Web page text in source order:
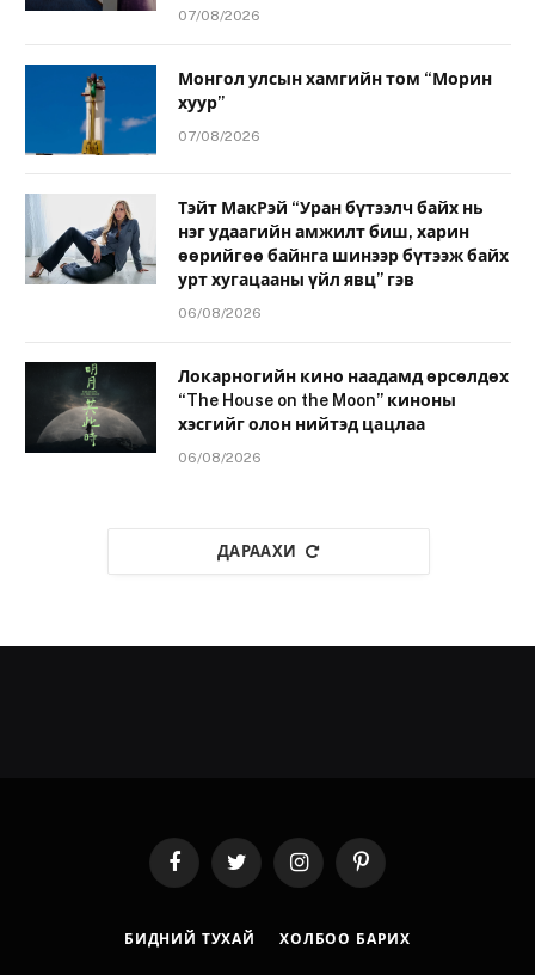
07/08/2026
Монгол улсын хамгийн том “Морин
хуур”
07/08/2026
Тэйт МакРэй “Уран бүтээлч байх нь
нэг удаагийн амжилт биш, харин
өөрийгөө байнга шинээр бүтээж байх
урт хугацааны үйл явц” гэв
06/08/2026
Локарногийн кино наадамд өрсөлдөх
“The House on the Moon” киноны
хэсгийг олон нийтэд цацлаа
06/08/2026
ДАРААХИ
FacebookTwitter InstagramPinterest
БИДНИЙ ТУХАЙ ХОЛБОО БАРИХ